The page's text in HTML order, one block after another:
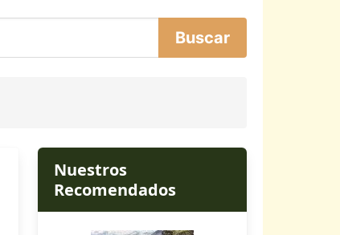
Nuestros
Recomendados